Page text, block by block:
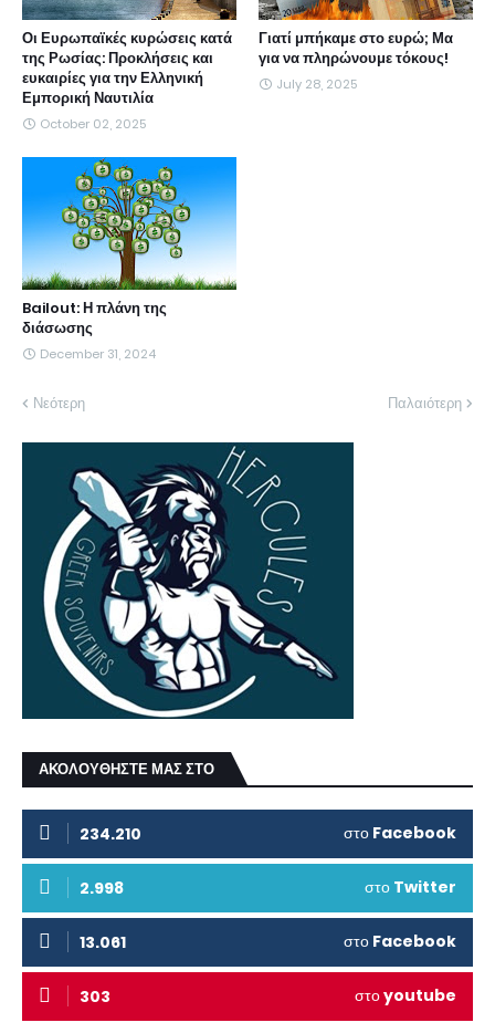
Οι Ευρωπαϊκές κυρώσεις κατά
της Ρωσίας: Προκλήσεις και
ευκαιρίες για την Ελληνική
Εμπορική Ναυτιλία
October 02, 2025
Γιατί μπήκαμε στο ευρώ; Μα
για να πληρώνουμε τόκους!
July 28, 2025
Bailout: Η πλάνη της
διάσωσης
December 31, 2024
Νεότερη Παλαιότερη
ΑΚΟΛΟΥΘΗΣΤΕ ΜΑΣ ΣΤΟ
234.210 στο Facebook
2.998 στο Twitter
13.061 στο Facebook
303 στοyoutube